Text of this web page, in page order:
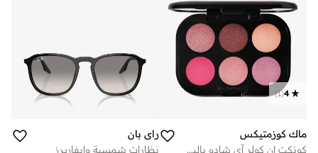
4
(
1
)
ماك كوزمتيكس
كونكت إن كولر آي شادو باليت ×6 - روز لِنس
راي بان
نظارات شمسية وايفاريرز